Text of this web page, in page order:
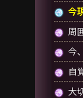
今
周
今
自
大